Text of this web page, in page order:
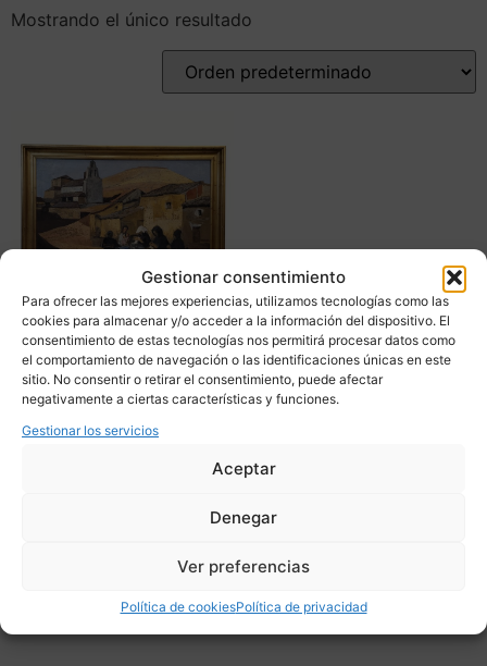
Gestionar consentimiento
Para ofrecer las mejores experiencias, utilizamos tecnologías como las
cookies para almacenar y/o acceder a la información del dispositivo. El
consentimiento de estas tecnologías nos permitirá procesar datos como
el comportamiento de navegación o las identificaciones únicas en este
sitio. No consentir o retirar el consentimiento, puede afectar
negativamente a ciertas características y funciones.
Gestionar los servicios
Aceptar
Denegar
Ver preferencias
Política de cookiesPolítica de privacidad
Mostrando el único resultado
“Pueblo castellano” José
María García Fernández
“Castilviejo”,
costumbrismo, 80’s –